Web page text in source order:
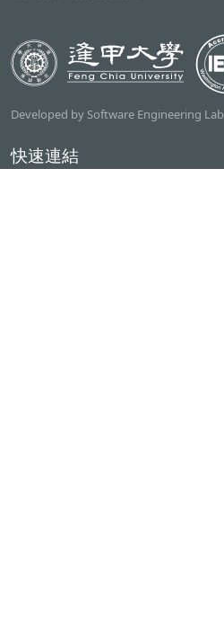
Developed by Software Engineering Lab
快速連結